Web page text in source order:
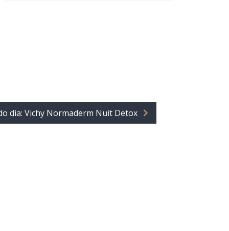
dia: Vichy Normaderm Nuit Detox